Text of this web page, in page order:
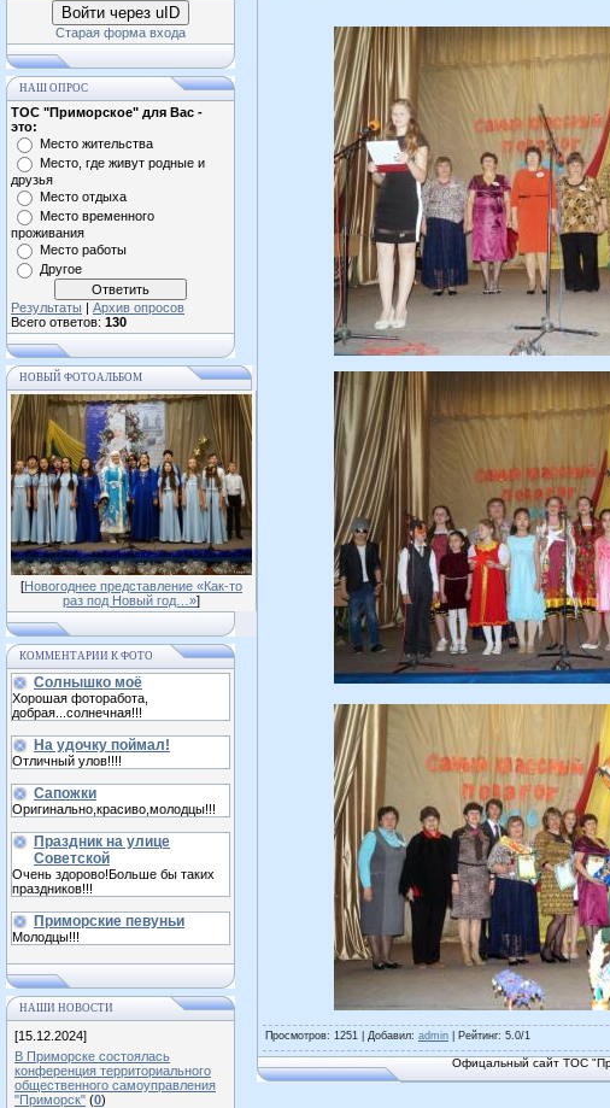
Войти через uID
Старая форма входа
НАШ ОПРОС
ТОС "Приморское" для Вас -
это:
Место жительства
Место, где живут родные и
друзья
Место отдыха
Место временного
проживания
Место работы
Другое
Результаты | Архив опросов
Всего ответов: 130
НОВЫЙ ФОТОАЛЬБОМ
[Новогоднее представление «Как-то
раз под Новый год…»]
КОММЕНТАРИИ К ФОТО
Солнышко моё
Хорошая фоторабота,
добрая...солнечная!!!
На удочку поймал!
Отличный улов!!!!
Сапожки
Оригинально,красиво,молодцы!!!
Праздник на улице
Советской
Очень здорово!Больше бы таких
праздников!!!
Приморские певуньи
Молодцы!!!
НАШИ НОВОСТИ
[15.12.2024]
В Приморске состоялась
конференция территориального
общественного самоуправления
"Приморск" (0)
Просмотров: 1251 | Добавил: admin Рейтинг: 5.0/1
Офицальный сайт ТОС